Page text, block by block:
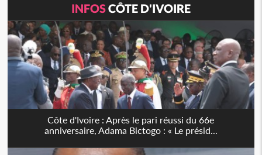
INFOSCÔTE D'IVOIRE
Côte d'Ivoire : Après le pari réussi du 66e
anniversaire, Adama Bictogo : « Le présid...